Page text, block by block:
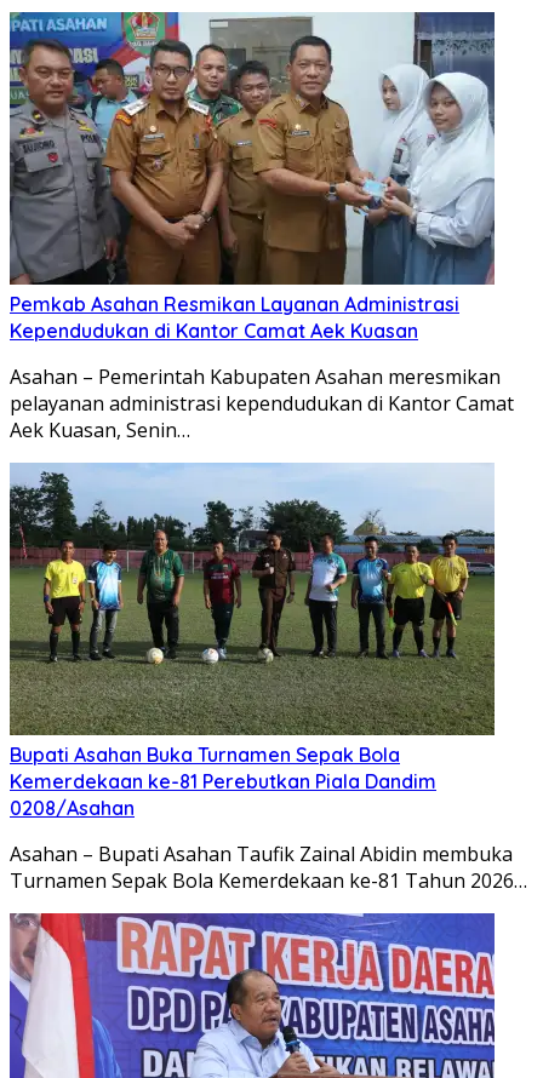
Pemkab Asahan Resmikan Layanan Administrasi
Kependudukan di Kantor Camat Aek Kuasan
Asahan – Pemerintah Kabupaten Asahan meresmikan
pelayanan administrasi kependudukan di Kantor Camat
Aek Kuasan, Senin…
Bupati Asahan Buka Turnamen Sepak Bola
Kemerdekaan ke-81 Perebutkan Piala Dandim
0208/Asahan
Asahan – Bupati Asahan Taufik Zainal Abidin membuka
Turnamen Sepak Bola Kemerdekaan ke-81 Tahun 2026…